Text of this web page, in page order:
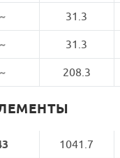
~ 31.3
~ 31.3
~ 208.3
1041.7